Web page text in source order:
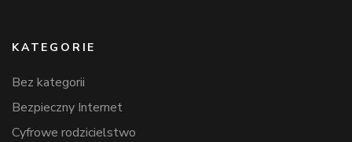
KATEGORIE
Bez kategorii
Bezpieczny Internet
Cyfrowe rodzicielstwo